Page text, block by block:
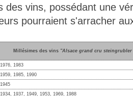
des vins, possédant une
pourraient s'arracher
Millésimes des vins "Alsace grand cru
1976, 1983
1959, 1985, 1990
1945
1934, 1937, 1949, 1953, 1969, 1988